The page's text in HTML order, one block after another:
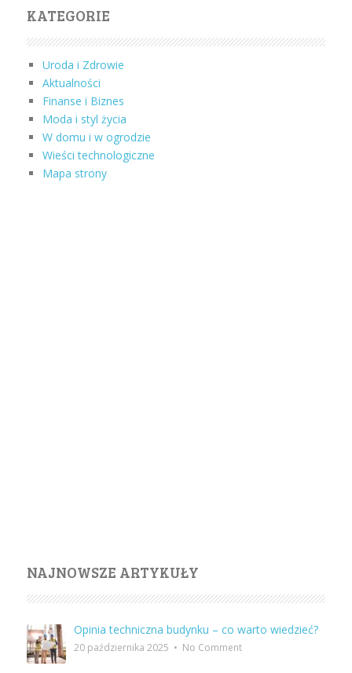
KATEGORIE
Uroda i Zdrowie
Aktualności
Finanse i Biznes
Moda i styl życia
W domu i w ogrodzie
Wieści technologiczne
Mapa strony
NAJNOWSZE ARTYKUŁY
Opinia techniczna budynku – co warto wiedzieć?
20 października 2025 • No Comment